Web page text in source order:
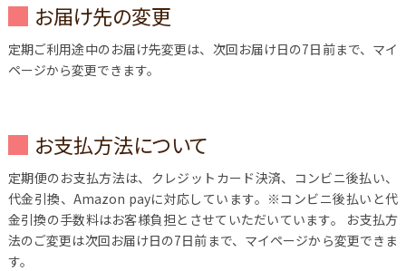
お届け先の変更
定期ご利用途中のお届け先変更は、次回お届け日の7日前まで、マイ
ページから変更できます。
お支払方法について
定期便のお支払方法は、クレジットカード決済、コンビニ後払い、
代金引換、Amazon payに対応しています。※コンビニ後払いと代
金引換の手数料はお客様負担とさせていただいています。
お支払方
法のご変更は次回お届け日の7日前まで、マイページから変更できま
す。